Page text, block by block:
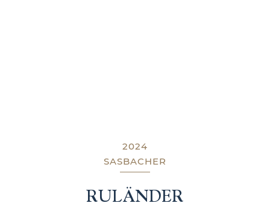
2024
SASBACHER
RULÄNDER